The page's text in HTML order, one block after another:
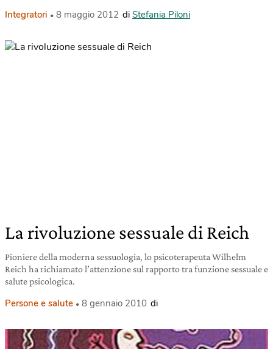
Integratori 8 maggio 2012 di Stefania Piloni
La rivoluzione sessuale di Reich
Pioniere della moderna sessuologia, lo psicoterapeuta Wilhelm
Reich ha richiamato l’attenzione sul rapporto tra funzione sessuale e
salute psicologica.
Persone e salute 8 gennaio 2010 di